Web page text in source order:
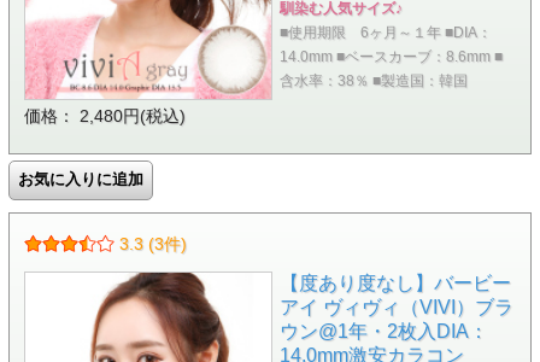
馴染む人気サイズ♪
■使用期限 6ヶ月～１年 ■DIA：
14.0mm ■ベースカーブ：8.6mm ■
含水率：38％ ■製造国：韓国
価格： 2,480円(税込)
3.3 (3件)
【度あり度なし】バービー
アイ ヴィヴィ（VIVI）ブラ
ウン@1年・2枚入DIA：
14.0mm激安カラコン